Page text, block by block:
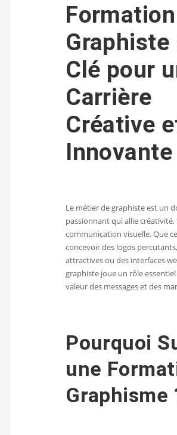
Formation
Graphiste
Clé pour
Carrière
Créative
Innovante
Le métier de graphiste est un
passionnant qui allie
communication visuelle. Que
concevoir des logos
attractives ou des interfaces
graphiste joue un rôle
valeur des messages et des
Pourquoi
une
Graphisme